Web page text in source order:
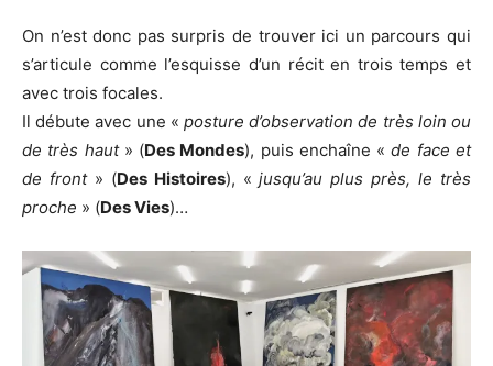
On n’est donc pas surpris de trouver ici un parcours qui
s’articule comme l’esquisse d’un récit en trois temps et
avec trois focales.
Il débute avec une « posture d’observation de très loin ou
de très haut» (Des Mondes), puis enchaîne « de face et
de front» (Des Histoires), « jusqu’au plus près, le très
proche » (Des Vies)…